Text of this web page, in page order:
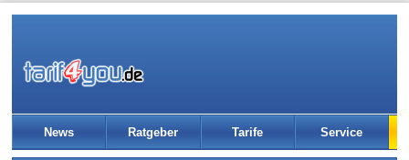
News Ratgeber Tarife Service